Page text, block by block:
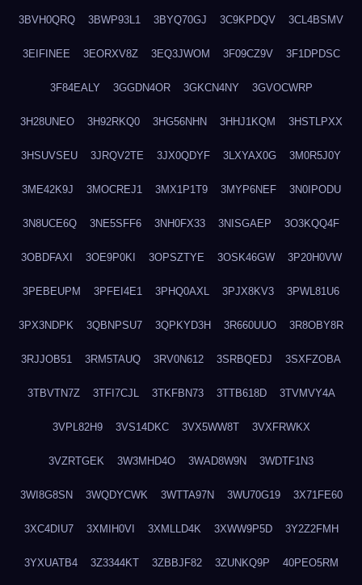
3BVH0QRQ 3BWP93L1 3BYQ70GJ 3C9KPDQV 3CL4BSMV
3EIFINEE 3EORXV8Z 3EQ3JWOM 3F09CZ9V 3F1DPDSC
3F84EALY 3GGDN4OR 3GKCN4NY 3GVOCWRP
3H28UNEO 3H92RKQ0 3HG56NHN 3HHJ1KQM 3HSTLPXX
3HSUVSEU 3JRQV2TE 3JX0QDYF 3LXYAX0G 3M0R5J0Y
3ME42K9J 3MOCREJ1 3MX1P1T9 3MYP6NEF 3N0IPODU
3N8UCE6Q 3NE5SFF6 3NH0FX33 3NISGAEP 3O3KQQ4F
3OBDFAXI 3OE9P0KI 3OPSZTYE 3OSK46GW 3P20H0VW
3PEBEUPM 3PFEI4E1 3PHQ0AXL 3PJX8KV3 3PWL81U6
3PX3NDPK 3QBNPSU7 3QPKYD3H 3R660UUO 3R8OBY8R
3RJJOB51 3RM5TAUQ 3RV0N612 3SRBQEDJ 3SXFZOBA
3TBVTN7Z 3TFI7CJL 3TKFBN73 3TTB618D 3TVMVY4A
3VPL82H9 3VS14DKC 3VX5WW8T 3VXFRWKX
3VZRTGEK 3W3MHD4O 3WAD8W9N 3WDTF1N3
3WI8G8SN 3WQDYCWK 3WTTA97N 3WU70G19 3X71FE60
3XC4DIU7 3XMIH0VI 3XMLLD4K 3XWW9P5D 3Y2Z2FMH
3YXUATB4 3Z3344KT 3ZBBJF82 3ZUNKQ9P 40PEO5RM